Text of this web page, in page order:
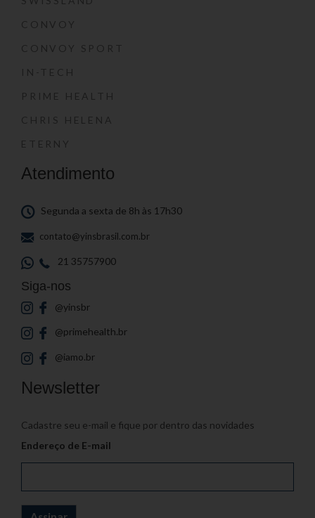
CONVOY
CONVOY SPORT
IN-TECH
PRIME HEALTH
CHRIS HELENA
ETERNY
Atendimento
Segunda a sexta de 8h às 17h30
contato@yinsbrasil.com.br
21 35757900
Siga-nos
@yinsbr
@primehealth.br
@iamo.br
Newsletter
Cadastre seu e-mail e fique por dentro das novidades
Endereço de E-mail